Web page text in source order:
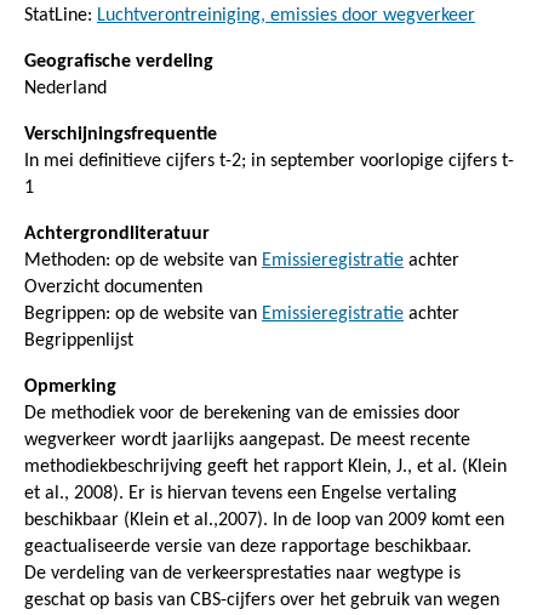
StatLine: Luchtverontreiniging, emissies door wegverkeer
Geografische verdeling
Nederland
Verschijningsfrequentie
In mei definitieve cijfers t-2; in september voorlopige cijfers t-
1
Achtergrondliteratuur
Methoden: op de website van Emissieregistratie achter
Overzicht documenten
Begrippen: op de website van Emissieregistratie achter
Begrippenlijst
Opmerking
De methodiek voor de berekening van de emissies door
wegverkeer wordt jaarlijks aangepast. De meest recente
methodiekbeschrijving geeft het rapport Klein, J., et al. (Klein
et al., 2008). Er is hiervan tevens een Engelse vertaling
beschikbaar (Klein et al.,2007). In de loop van 2009 komt een
geactualiseerde versie van deze rapportage beschikbaar.
De verdeling van de verkeersprestaties naar wegtype is
geschat op basis van CBS-cijfers over het gebruik van wegen